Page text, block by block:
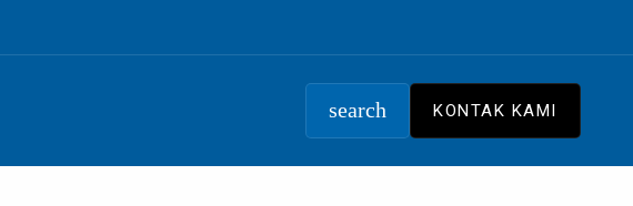
search KONTAK KAMI